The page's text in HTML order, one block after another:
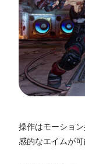
操作はモーショ
感的なエイムが可